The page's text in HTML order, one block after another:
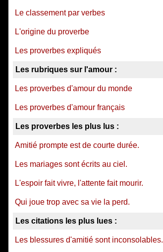
Le classement par verbes
L'origine du proverbe
Les proverbes expliqués
Les rubriques sur l'amour :
Les proverbes d'amour du monde
Les proverbes d'amour français
Les proverbes les plus lus :
Amitié prompte est de courte durée.
Les mariages sont écrits au ciel.
L'espoir fait vivre, l'attente fait mourir.
Qui joue trop avec sa vie la perd.
Les citations les plus lues :
Les blessures d'amitié sont inconsolables.